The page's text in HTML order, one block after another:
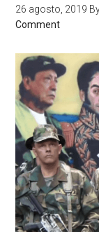
26 agosto, 2019
Comment